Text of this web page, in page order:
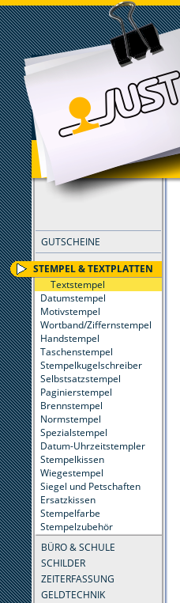
GUTSCHEINE
STEMPEL & TEXTPLATTEN
Textstempel
Datumstempel
Motivstempel
Wortband/Ziffernstempel
Handstempel
Taschenstempel
Stempelkugelschreiber
Selbstsatzstempel
Paginierstempel
Brennstempel
Normstempel
Spezialstempel
Datum-Uhrzeitstempler
Stempelkissen
Wiegestempel
Siegel und Petschaften
Ersatzkissen
Stempelfarbe
Stempelzubehör
BÜRO & SCHULE
SCHILDER
ZEITERFASSUNG
GELDTECHNIK
FILTER